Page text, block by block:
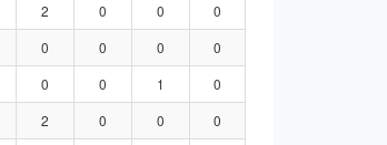
2 0 0
0
0 0 0
0
0 0 1
0
2 0 0
0